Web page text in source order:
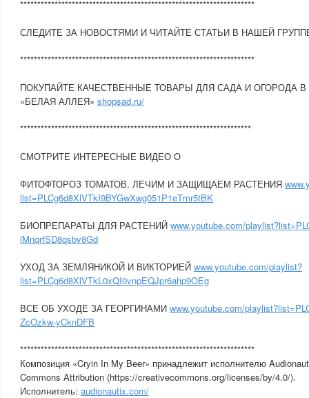
********************************************************************
СЛЕДИТЕ ЗА НОВОСТЯМИ И ЧИТАЙТЕ СТАТЬИ В НАШЕЙ
********************************************************************
ПОКУПАЙТЕ КАЧЕСТВЕННЫЕ ТОВАРЫ ДЛЯ САДА И ОГОРОДА В
«БЕЛАЯ АЛЛЕЯ» shopsad.ru/
*******************************************************************
СМОТРИТЕ ИНТЕРЕСНЫЕ ВИДЕО О
ФИТОФТОРОЗ ТОМАТОВ. ЛЕЧИМ И ЗАЩИЩАЕМ РАСТЕНИЯ
list=PLCg6d8XlVTkI9BYGwXwg051P1eTmr5tBK
БИОПРЕПАРАТЫ ДЛЯ РАСТЕНИЙ www.youtube.com/
lMnqrfSD8qsbv8Gd
УХОД ЗА ЗЕМЛЯНИКОЙ И ВИКТОРИЕЙ www.youtube.com/playlist?
list=PLCg6d8XlVTkL0xQI0vnpEQJpr6ahp9OEg
ВСЕ ОБ УХОДЕ ЗА ГЕОРГИНАМИ www.youtube.com/
ZcOzkw-yCknDFB
********************************************************************
Композиция «Cryin In My Beer» принадлежит исполнителю
Commons Attribution (https://creativecommons.org/licenses/by/4.0/).
Исполнитель: audionautix.com/